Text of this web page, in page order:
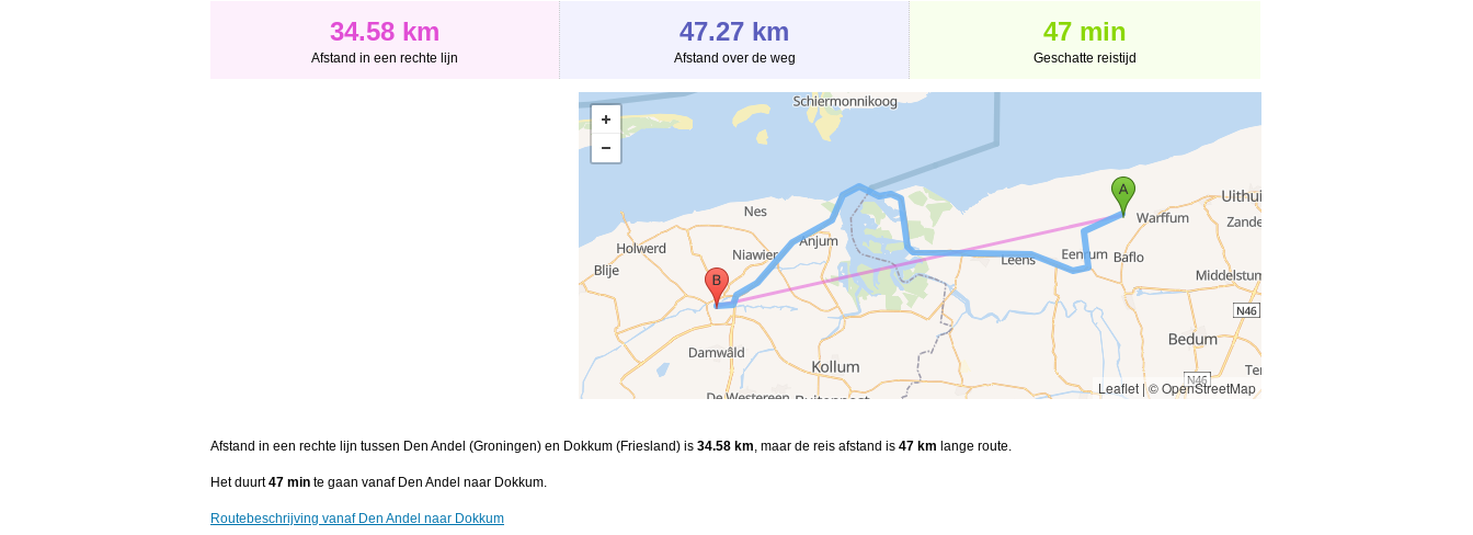
34.58 km
Afstand in een rechte lijn
47.27 km
Afstand over de weg
47 min
Geschatte reistijd
Leaflet |© OpenStreetMap
Afstand in een rechte lijn tussen Den Andel (Groningen) en Dokkum (Friesland) is 34.58 km, maar de reis afstand is 47 km lange route.
Het duurt47 min te gaan vanaf Den Andel naar Dokkum.
Routebeschrijving vanaf Den Andel naar Dokkum